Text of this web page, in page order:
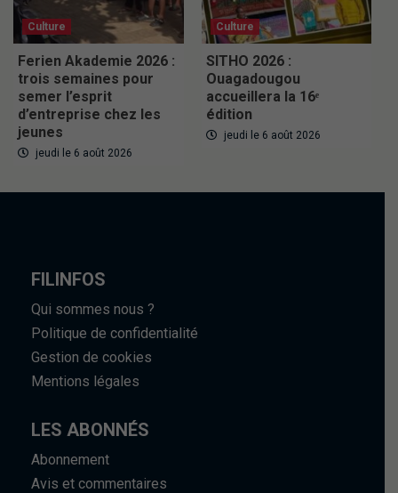
Culture
Ferien Akademie 2026 :
trois semaines pour
semer l’esprit
d’entreprise chez les
jeunes
jeudi le 6 août 2026
Culture
SITHO 2026 :
Ouagadougou
accueillera la 16ᵉ
édition
jeudi le 6 août 2026
FILINFOS
Qui sommes nous ?
Politique de confidentialité
Gestion de cookies
Mentions légales
LES ABONNÉS
Abonnement
Avis et commentaires